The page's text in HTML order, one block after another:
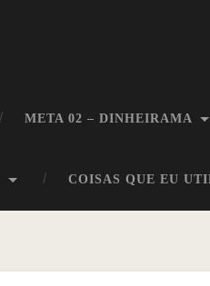
META 02 – DINHEIRAMA
COISAS QUE EU